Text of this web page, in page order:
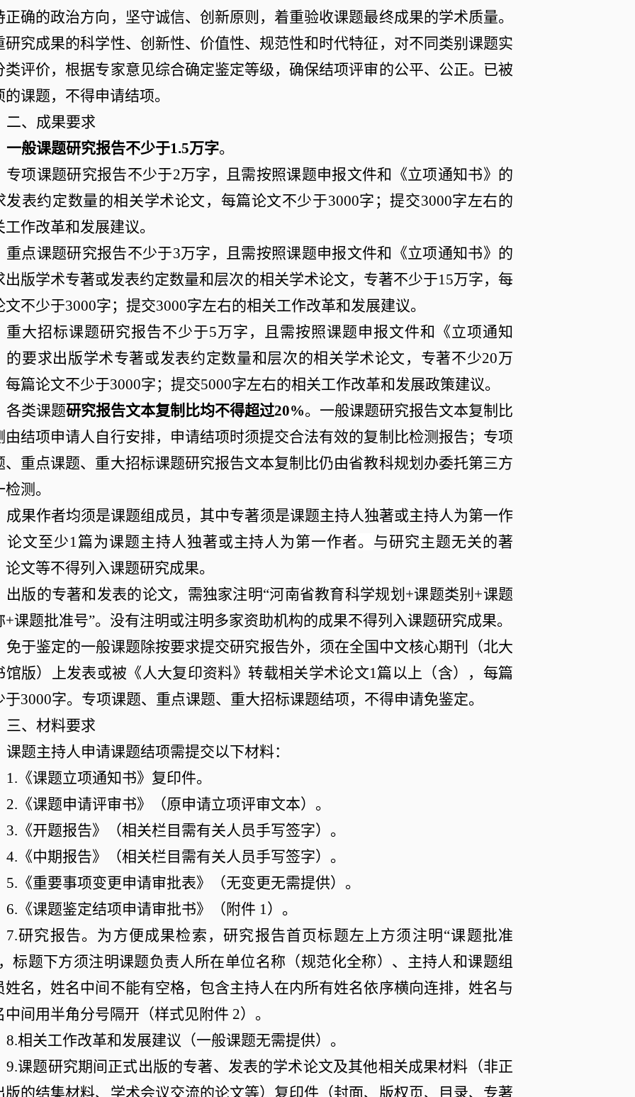
正确的政治方向，坚守诚信、创新原则，着重验收课题最终成果的学术质量。
研究成果的科学性、创新性、价值性、规范性和时代特征，对不同类别课题实
类评价，根据专家意见综合确定鉴定等级，确保结项评审的公平、公正。已被
的课题，不得申请结项。
二、成果要求
一般课题研究报告不少于1.5万字。
专项课题研究报告不少于2万字，且需按照课题申报文件和《立项通知书》的
发表约定数量的相关学术论文，每篇论文不少于3000字；提交3000字左右的
工作改革和发展建议。
重点课题研究报告不少于3万字，且需按照课题申报文件和《立项通知书》的
出版学术专著或发表约定数量和层次的相关学术论文，专著不少于15万字，每
文不少于3000字；提交3000字左右的相关工作改革和发展建议。
重大招标课题研究报告不少于5万字，且需按照课题申报文件和《立项通知
的要求出版学术专著或发表约定数量和层次的相关学术论文，专著不少20万
每篇论文不少于3000字；提交5000字左右的相关工作改革和发展政策建议。
各类课题研究报告文本复制比均不得超过20%。一般课题研究报告文本复制比
由结项申请人自行安排，申请结项时须提交合法有效的复制比检测报告；专项
、重点课题、重大招标课题研究报告文本复制比仍由省教科规划办委托第三方
测。
成果作者均须是课题组成员，其中专著须是课题主持人独著或主持人为第一作
论文至少1篇为课题主持人独著或主持人为第一作者。 与研究主题无关的著
论文等不得列入课题研究成果。
出版的专著和发表的论文，需独家注明“河南省教育科学规划 +课题类别 +课题
+课题批准号”。没有注明或注明多家资助机构的成果不得列入课题研究成果。
免于鉴定的一般课题除按要求提交研究报告外，须在全国中文核心期刊（北大
馆版）上发表或被《人大复印资料》转载相关学术论文1篇以上（含），每篇
于3000字。专项课题、重点课题、重大招标课题结项，不得申请免鉴定。
三、材料要求
课题主持人申请课题结项需提交以下材料：
1. 《课题立项通知书》复印件。
2. 《课题申请评审书》（原申请立项评审文本）。
3. 《开题报告》（相关栏目需有关人员手写签字）。
4. 《中期报告》（相关栏目需有关人员手写签字）。
5. 《重要事项变更申请审批表》（无变更无需提供）。
6. 《课题鉴定结项申请审批书》（附件 1）。
7.研究报告。为方便成果检索，研究报告首页标题左上方须注明 “课题批准
标题下方须注明课题负责人所在单位名称（规范化全称）、主持人和课题组
姓名，姓名中间不能有空格，包含主持人在内所有姓名依序横向连排，姓名与
中间用半角分号隔开（样式见附件 2）。
8.相关工作改革和发展建议（一般课题无需提供）。
9.课题研究期间正式出版的专著、发表的学术论文及其他相关成果材料（非正
版的结集材料、学术会议交流的论文等）复印件（封面、版权页、目录、专著